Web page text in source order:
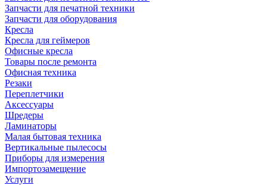
Запчасти для печатной техники
Запчасти для оборудования
Кресла
Кресла для геймеров
Офисные кресла
Товары после ремонта
Офисная техника
Резаки
Переплетчики
Аксессуары
Шредеры
Ламинаторы
Малая бытовая техника
Вертикальные пылесосы
Приборы для измерения
Импортозамещение
Услуги